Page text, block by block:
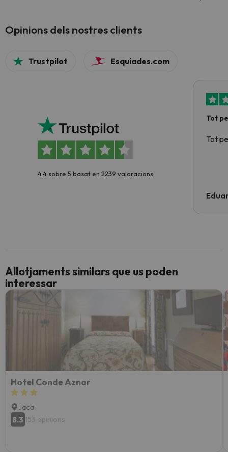
Opinions dels nostres clients
Trustpilot Esquiades.com
4.4 sobre 5 basat en 2239 valoracions
Tot
Tot
Allotjaments similars que us poden
interessar
Hotel Conde Aznar
Jaca
8.3 153 opinions